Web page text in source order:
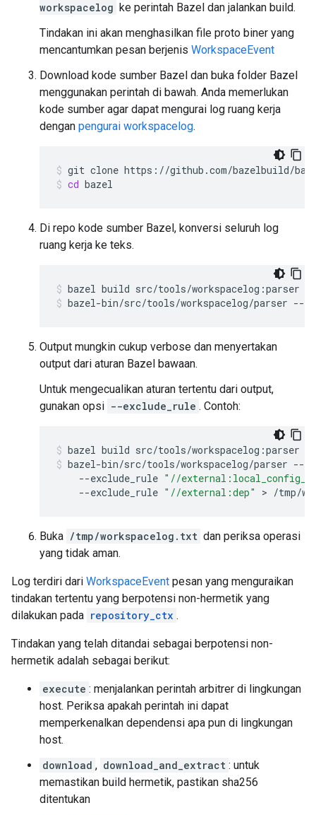
workspacelog ke perintah Bazel dan jalankan build.
Tindakan ini akan menghasilkan file proto biner yang
mencantumkan pesan berjenis WorkspaceEvent
Download kode sumber Bazel dan buka folder Bazel
menggunakan perintah di bawah. Anda memerlukan
kode sumber agar dapat mengurai log ruang kerja
dengan pengurai workspacelog.
git clone https://github.com/bazelbuild/
cd bazel
Di repo kode sumber Bazel, konversi seluruh log
ruang kerja ke teks.
bazel build src/tools/workspacelog:parser
bazel-bin/src/tools/workspacelog/parser --
Output mungkin cukup verbose dan menyertakan
output dari aturan Bazel bawaan.
Untuk mengecualikan aturan tertentu dari output,
gunakan opsi --exclude_rule . Contoh:
bazel build src/tools/workspacelog:parser
bazel-bin/src/tools/workspacelog/parser --
--exclude_rule "//
--exclude_rule "//external:dep" > /tmp/
Buka /tmp/workspacelog.txt dan periksa operasi
yang tidak aman.
Log terdiri dari WorkspaceEvent pesan yang menguraikan
tindakan tertentu yang berpotensi non-hermetik yang
dilakukan pada repository_ctx .
Tindakan yang telah ditandai sebagai berpotensi non-
hermetik adalah sebagai berikut:
execute : menjalankan perintah arbitrer di lingkungan
host. Periksa apakah perintah ini dapat
memperkenalkan dependensi apa pun di lingkungan
host.
download , download_and_extract : untuk
memastikan build hermetik, pastikan sha256
ditentukan